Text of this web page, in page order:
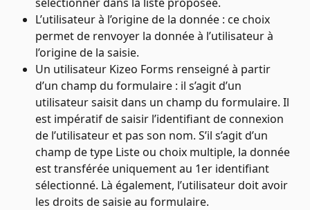
L’utilisateur à l’origine de la donnée : ce choix
permet de renvoyer la donnée à l’utilisateur à
l’origine de la saisie.
Un utilisateur Kizeo Forms renseigné à partir
d’un champ du formulaire : il s’agit d’un
utilisateur saisit dans un champ du formulaire. Il
est impératif de saisir l’identifiant de connexion
de l’utilisateur et pas son nom. S’il s’agit d’un
champ de type Liste ou choix multiple, la donnée
est transférée uniquement au 1er identifiant
sélectionné. Là également, l’utilisateur doit avoir
les droits de saisie au formulaire.